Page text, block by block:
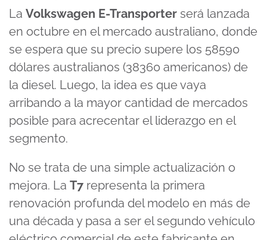
La Volkswagen E-Transporter será lanzada
en octubre en el mercado australiano, donde
se espera que su precio supere los 58590
dólares australianos (38360 americanos) de
la diesel. Luego, la idea es que vaya
arribando a la mayor cantidad de mercados
posible para acrecentar el liderazgo en el
segmento.
No se trata de una simple actualización o
mejora. La T7 representa la primera
renovación profunda del modelo en más de
una década y pasa a ser el segundo vehículo